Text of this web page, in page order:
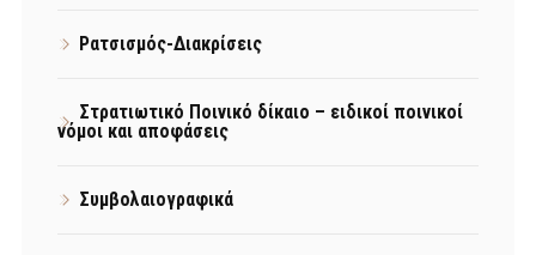
Ρατσισμός-Διακρίσεις
Στρατιωτικό Ποινικό δίκαιο – ειδικοί ποινικοί
νόμοι και αποφάσεις
Συμβολαιογραφικά